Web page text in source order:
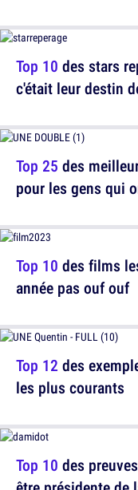
Top 10 des stars
c'était leur destin
Top 10 des films
année pas ouf ouf
Top 10 des
Top 25 des
pour les gens qui
Top 12 des
les plus courants